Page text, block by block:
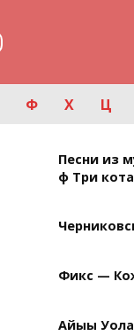
Ф Х Ц
Песни из
ф Три
Фикс —
Айыы Уола